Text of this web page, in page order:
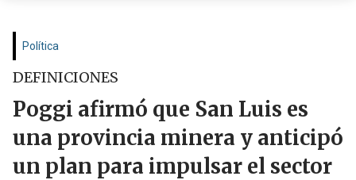
Política
DEFINICIONES
Poggi afirmó que San Luis es
una provincia minera y anticipó
un plan para impulsar el sector